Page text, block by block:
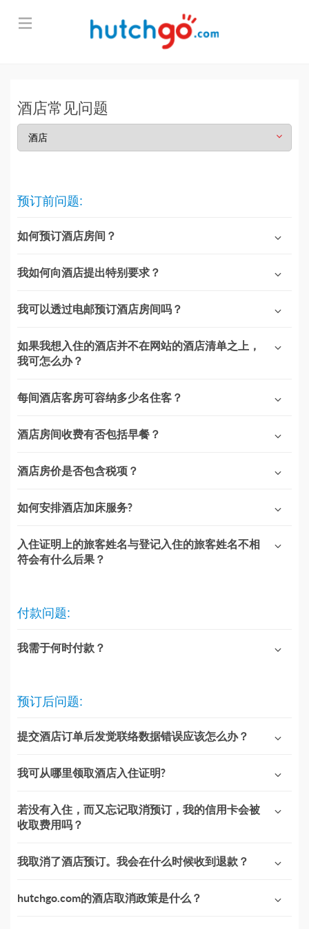
酒店常见问题
预订前问题:
如何预订酒店房间？
我如何向酒店提出特别要求？
我可以透过电邮预订酒店房间吗？
如果我想入住的酒店并不在网站的酒店清单之上，
我可怎么办？
每间酒店客房可容纳多少名住客？
酒店房间收费有否包括早餐？
酒店房价是否包含税项？
如何安排酒店加床服务?
入住证明上的旅客姓名与登记入住的旅客姓名不相
符会有什么后果？
付款问题:
我需于何时付款？
预订后问题:
提交酒店订单后发觉联络数据错误应该怎么办？
我可从哪里领取酒店入住证明?
若没有入住，而又忘记取消预订，我的信用卡会被
收取费用吗？
我取消了酒店预订。我会在什么时候收到退款？
hutchgo.com的酒店取消政策是什么？